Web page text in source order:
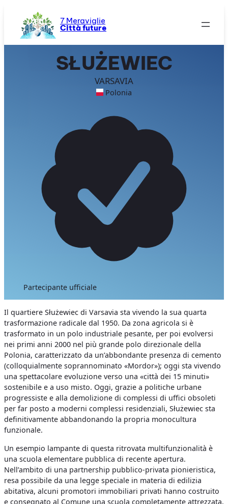
contenuto
7 Meraviglie
Città future
SŁUŻEWIEC
VARSAVIA
Polonia
Partecipante ufficiale
Il quartiere Służewiec di Varsavia sta vivendo la sua quarta
trasformazione radicale dal 1950. Da zona agricola si è
trasformato in un polo industriale pesante, per poi evolversi
nei primi anni 2000 nel più grande polo direzionale della
Polonia, caratterizzato da un’abbondante presenza di cemento
(colloquialmente soprannominato «Mordor»); oggi sta vivendo
una spettacolare evoluzione verso una «città dei 15 minuti»
sostenibile e a uso misto. Oggi, grazie a politiche urbane
progressiste e alla demolizione di complessi di uffici obsoleti
per far posto a moderni complessi residenziali, Służewiec sta
definitivamente abbandonando la propria monocultura
funzionale.
Un esempio lampante di questa ritrovata multifunzionalità è
una scuola elementare pubblica di recente apertura.
Nell’ambito di una partnership pubblico-privata pionieristica,
resa possibile da una legge speciale in materia di edilizia
abitativa, alcuni promotori immobiliari privati hanno costruito
e consegnato al Comune una scuola completamente attrezzata,